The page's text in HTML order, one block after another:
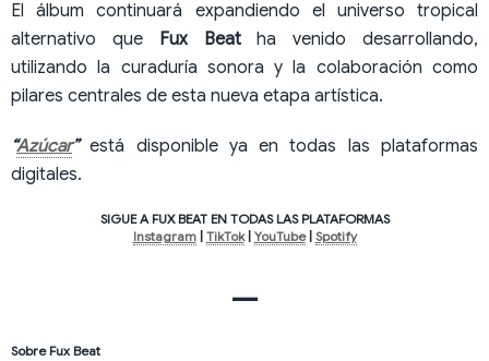
El álbum continuará expandiendo el universo tropical
alternativo que Fux Beatha venido desarrollando,
utilizando la curaduría sonora y la colaboración como
pilares centrales de esta nueva etapa artística.
“Azúcar”está disponible ya en todas las plataformas
digitales.
SIGUE A FUX BEAT EN TODAS LAS PLATAFORMAS
Instagram| TikTok| YouTube| Spotify
—
Sobre Fux Beat